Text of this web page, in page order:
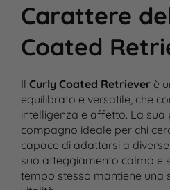
Carattere
Coated
Il Curly Coated Retrieverè
equilibrato e versatile, che
intelligenza e affetto. La
compagno ideale per chi
capace di adattarsi a
suo atteggiamento calmo e
tempo stesso mantiene una